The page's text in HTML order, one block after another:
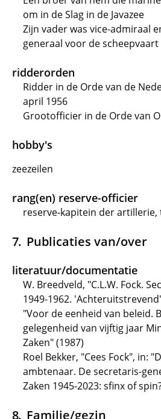
om in de Slag in de Javazee
Zijn vader was vice-admiraal
generaal voor de scheepvaart
ridderorden
Ridder in de Orde van de
april 1956
Grootofficier in de Orde van
hobby's
zeezeilen
rang(en) reserve-officier
reserve-kapitein der artillerie,
Publicaties van/over
literatuur/documentatie
W. Breedveld, "C.L.W. Fock.
1949-1962.
"Voor de eenheid van beleid.
gelegenheid van vijftig jaar
Zaken" (1987)
Roel Bekker, "Cees Fock", in:
ambtenaar. De secretaris-
Zaken 1945-2023: sfinx of
Familie/gezin